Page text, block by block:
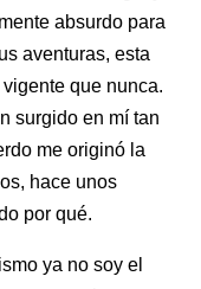
absurdo para
aventuras, esta
que nunca.
surgido en mí tan
me originó la
hace unos
por qué.
ya no soy el